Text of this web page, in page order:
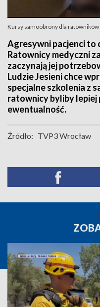
Kursy samoobrony dla ratowników
Agresywni pacjenci to
Ratownicy medyczni
zaczynają jej
Ludzie Jesieni chce
specjalne szkolenia z
ratownicy byliby
ewentualność.
Źródło: TVP3 Wrocław